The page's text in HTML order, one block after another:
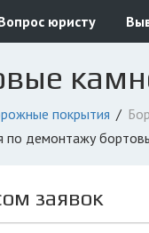
юристу
покрытия
по демонтажу
заявок